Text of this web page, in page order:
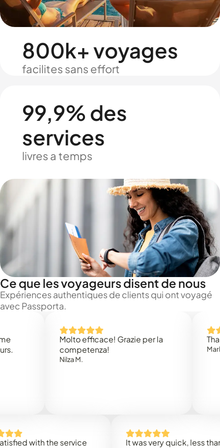
800k+ voyages
facilites sans effort
99,9% des
services
livres a temps
Ce que les voyageurs disent de nous
Expériences authentiques de clients qui ont voyagé
avec Passporta.
Molto efficace! Grazie per la
competenza!
Thank
with the service
It was very quick, less than